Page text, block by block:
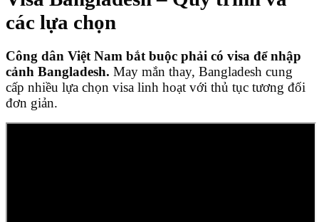
các lựa chọn
Công dân Việt Nam bắt buộc phải có visa để nhập
cảnh Bangladesh. May mắn thay, Bangladesh cung
cấp nhiều lựa chọn visa linh hoạt với thủ tục tương đối
đơn giản.